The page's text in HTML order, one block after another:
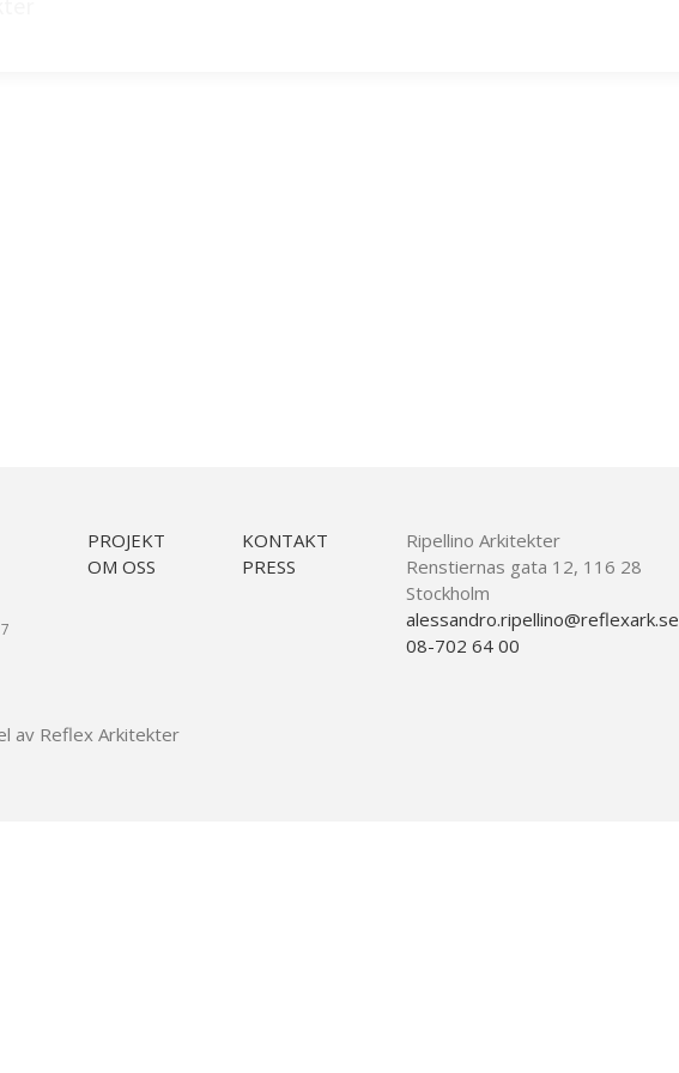
PROJEKT
OM OSS
KONTAKT
PRESS
Ripellino Arkitekter
Renstiernas gata 12, 116 28
Stockholm
alessandro.ripellino@reflexark.se
08-702 64 00
av Reflex Arkitekter